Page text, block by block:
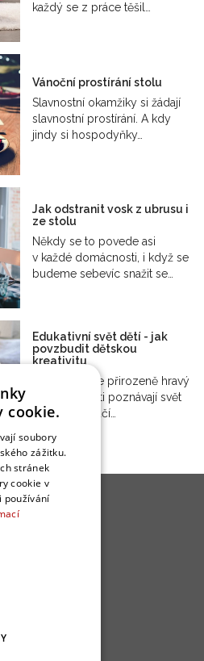
každý se z práce těšil…
Vánoční prostírání stolu
Slavnostní okamžiky si žádají
slavnostní prostírání. A kdy
jindy si hospodyňky…
Jak odstranit vosk z ubrusu i
ze stolu
Někdy se to povede asi
v každé domácnosti, i když se
budeme sebevíc snažit se…
Edukativní svět dětí - jak
povzbudit dětskou
kreativitu
Dětský svět je přirozeně hravý
a zvídavý, děti poznávají svět
přirozeně a učí…
podmínky
cookie.
soubory
zážitku.
stránek
cookie v
používání